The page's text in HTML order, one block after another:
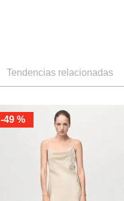
Tendencias relacionadas
-49 %